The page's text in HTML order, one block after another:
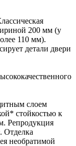
200 мм (у
110 мм).
детали двери
слоем
стойкостью к
Репродукция
Отделка
необратимой